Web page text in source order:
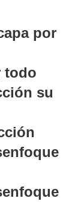
por
todo
su